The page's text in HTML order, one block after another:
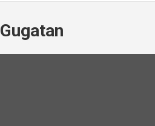
Gugatan